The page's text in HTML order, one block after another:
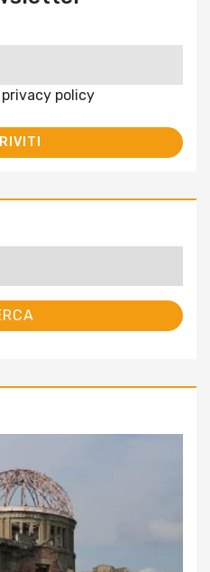
policy